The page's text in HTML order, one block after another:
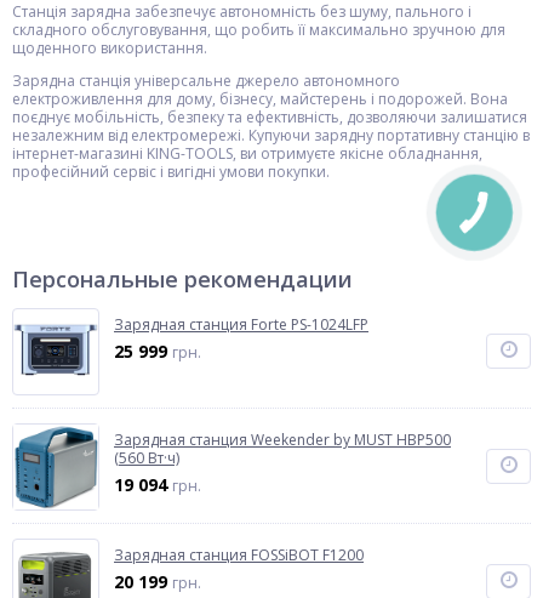
Станція зарядна забезпечує автономність без шуму, пального і
складного обслуговування, що робить її максимально зручною для
щоденного використання.
Зарядна станція універсальне джерело автономного
електроживлення для дому, бізнесу, майстерень і подорожей. Вона
поєднує мобільність, безпеку та ефективність, дозволяючи залишатися
незалежним від електромережі. Купуючи зарядну портативну станцію в
інтернет-магазині KING-TOOLS, ви отримуєте якісне обладнання,
професійний сервіс і вигідні умови покупки.
Персональные рекомендации
Зарядная станция Forte PS-1024LFP
25 999 грн.
Зарядная станция Weekender by MUST HBP500
(560 Вт·ч)
19 094 грн.
Зарядная станция FOSSiBOT F1200
20 199 грн.